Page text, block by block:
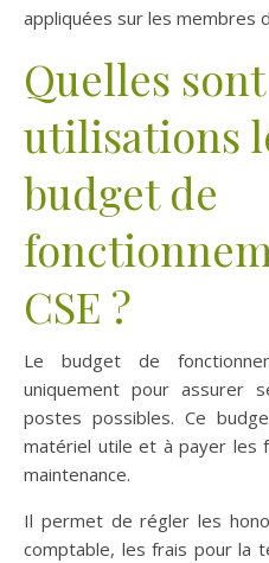
appliquées sur les membres
Quelles
utilisations
budget de
CSE ?
Le budget de
uniquement pour assurer
postes possibles. Ce
matériel utile et à payer les
maintenance.
Il permet de régler les
comptable, les frais pour la